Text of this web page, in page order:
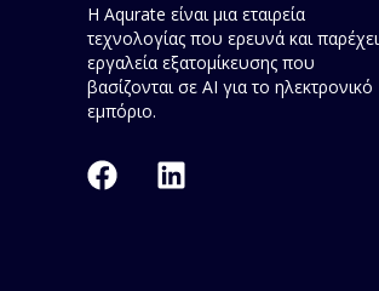
Η Aqurate είναι μια εταιρεία
τεχνολογίας που ερευνά και παρέχει
εργαλεία εξατομίκευσης που
βασίζονται σε AI για το ηλεκτρονικό
εμπόριο.